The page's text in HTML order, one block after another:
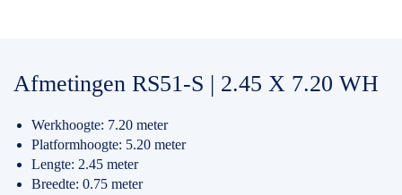
Afmetingen RS51-S | 2.45 X 7.20 WH
Werkhoogte: 7.20 meter
Platformhoogte: 5.20 meter
Lengte: 2.45 meter
Breedte: 0.75 meter